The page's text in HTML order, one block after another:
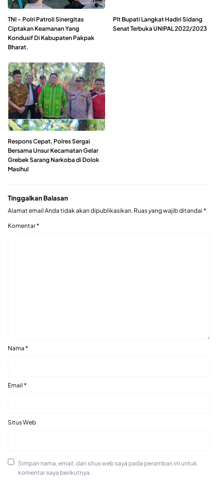
TNI – Polri Patroli Sinergitas
Ciptakan Keamanan Yang
Kondusif Di Kabupaten Pakpak
Bharat.
Plt Bupati Langkat Hadiri Sidang
Senat Terbuka UNIPAL 2022/2023
Respons Cepat, Polres Sergai
Bersama Unsur Kecamatan Gelar
Grebek Sarang Narkoba di Dolok
Masihul
Tinggalkan Balasan
Alamat email Anda tidak akan dipublikasikan. Ruas yang wajib ditandai *
Komentar*
Nama *
Email *
Situs Web
Simpan nama, email, dan situs web saya pada peramban ini untuk
komentar saya berikutnya.